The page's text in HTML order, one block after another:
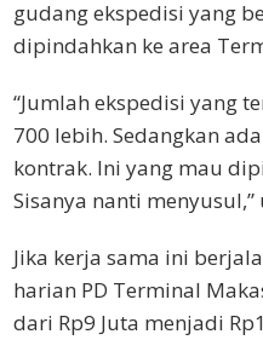
gudang ekspedisi yang
dipindahkan ke area
“Jumlah ekspedisi yang
700 lebih. Sedangkan
kontrak. Ini yang mau
Sisanya nanti
Jika kerja sama ini
harian PD Terminal
dari Rp9 Juta menjadi